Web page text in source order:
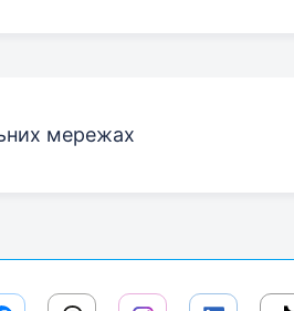
мережах